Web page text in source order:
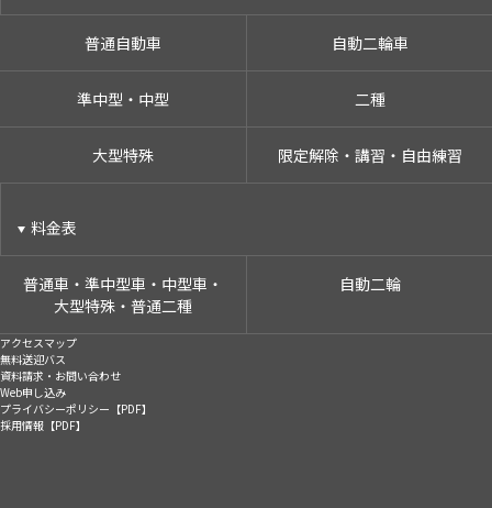
普通自動車 自動二輪車
準中型・中型 二種
大型特殊 限定解除・講習・自由練習
料金表
普通車・準中型車・中型車・
大型特殊・普通二種
自動二輪
アクセスマップ
無料送迎バス
資料請求・お問い合わせ
Web申し込み
プライバシーポリシー【PDF】
採用情報【PDF】